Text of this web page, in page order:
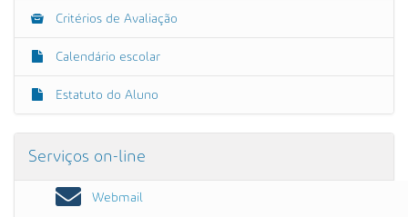
Critérios de Avaliação
Calendário escolar
Estatuto do Aluno
Serviços on-line
Webmail